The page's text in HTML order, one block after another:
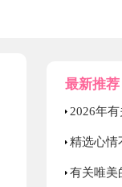
最新推荐